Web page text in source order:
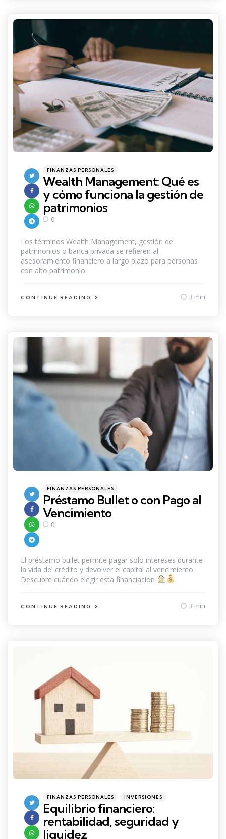
Categories
Posted
in
FINANZAS PERSONALES
Wealth Management: Qué es
y cómo funciona la gestión de
patrimonios
0
Los términos Wealth Management, gestión de
patrimonios o banca privada se refieren al
asesoramiento financiero a largo plazo para personas
con alto patrimonio.
CONTINUE READING 3 min
Categories
Posted
FINANZAS PERSONALES
Préstamo Bullet o con Pago al
Vencimiento
0
El préstamo bullet permite pagar solo intereses durante
la vida del crédito y devolver el capital al vencimiento.
Descubre cuándo elegir esta financiacion
CONTINUE READING 3 min
Categories
Posted
in
FINANZAS PERSONALES INVERSIONES
Equilibrio financiero:
rentabilidad, seguridad y
liquidez